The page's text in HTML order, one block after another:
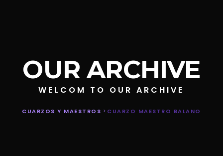
OUR ARCHIVE
WELCOM TO OUR ARCHIVE
CUARZOS Y MAESTROS > CUARZO MAESTRO BALANO